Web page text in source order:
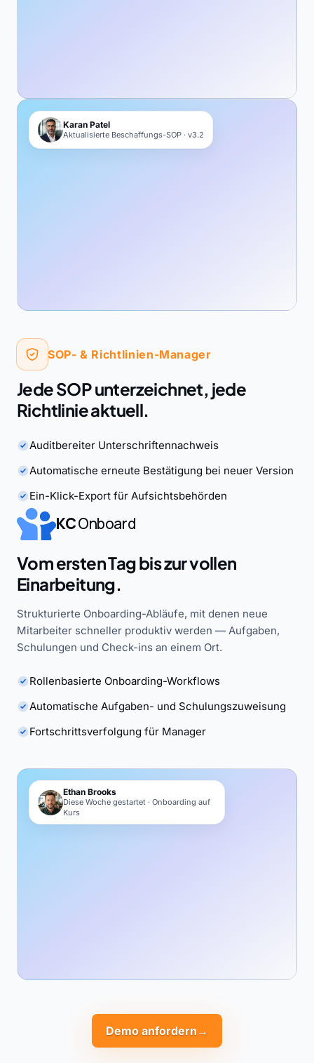
Karan Patel
Aktualisierte Beschaffungs-SOP · v3.2
SOP- & Richtlinien-Manager
Jede SOP unterzeichnet, jede
Richtlinie aktuell.
Auditbereiter Unterschriftennachweis
Automatische erneute Bestätigung bei neuer Version
Ein-Klick-Export für Aufsichtsbehörden
KCOnboard
Vom ersten Tag bis zur vollen
Einarbeitung.
Strukturierte Onboarding-Abläufe, mit denen neue
Mitarbeiter schneller produktiv werden — Aufgaben,
Schulungen und Check-ins an einem Ort.
Rollenbasierte Onboarding-Workflows
Automatische Aufgaben- und Schulungszuweisung
Fortschrittsverfolgung für Manager
Ethan Brooks
Diese Woche gestartet · Onboarding auf
Kurs
Demo anfordern →